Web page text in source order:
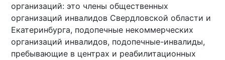
организаций: это члены общественных
организаций инвалидов Свердловской области и
Екатеринбурга, подопечные некоммерческих
организаций инвалидов, подопечные-инвалиды,
пребывающие в центрах и реабилитационных